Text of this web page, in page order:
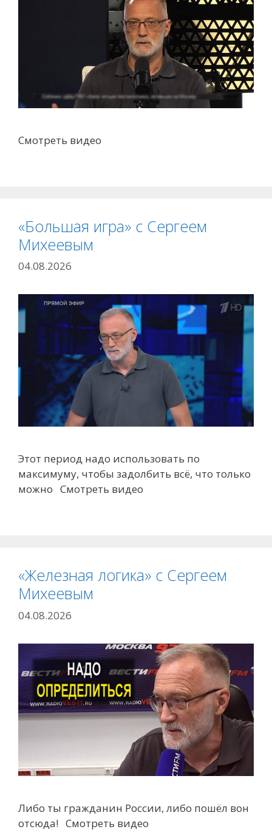
Смотреть видео
«Большая игра» с Сергеем
Михеевым
04.08.2026
Этот период надо использовать по
максимуму, чтобы задолбить всё, что только
можно Смотреть видео
«Железная логика» с Сергеем
Михеевым
04.08.2026
Либо ты гражданин России, либо пошёл вон
отсюда! Смотреть видео